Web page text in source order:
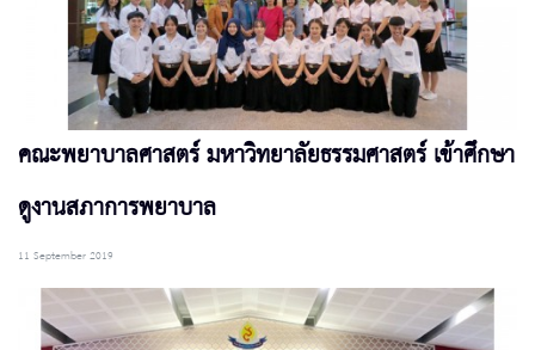
คณะพยาบาลศาสตร์ มหาวิทยาลัยธรรมศาสตร์ เข้าศึกษา
ดูงานสภาการพยาบาล
11 September 2019